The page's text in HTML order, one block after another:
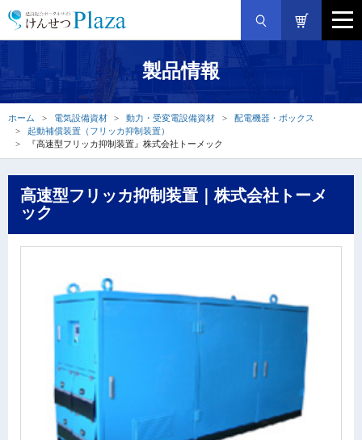
製品情報
ホーム 電気設備資材 動力・受変電設備資材
配電機器・ボックス
起動補償装置（フリッカ抑制装置）
『高速型フリッカ抑制装置』株式会社トーメック
高速型フリッカ抑制装置｜株式会社トーメ
ック